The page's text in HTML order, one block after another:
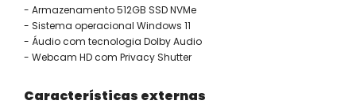
- Armazenamento 512GB SSD NVMe
- Sistema operacional Windows 11
- Áudio com tecnologia Dolby Audio
- Webcam HD com Privacy Shutter
Características externas